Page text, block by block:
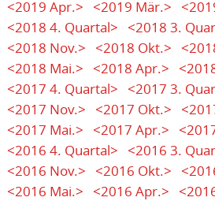
<2019 Apr.>
<2019 Mär.>
<2018 4. Quartal>
<2018 3.
<2018 Nov.>
<2018 Okt.>
<2018 Mai.>
<2018 Apr.>
<2017 4. Quartal>
<2017 3.
<2017 Nov.>
<2017 Okt.>
<2017 Mai.>
<2017 Apr.>
<2016 4. Quartal>
<2016 3.
<2016 Nov.>
<2016 Okt.>
<2016 Mai.>
<2016 Apr.>